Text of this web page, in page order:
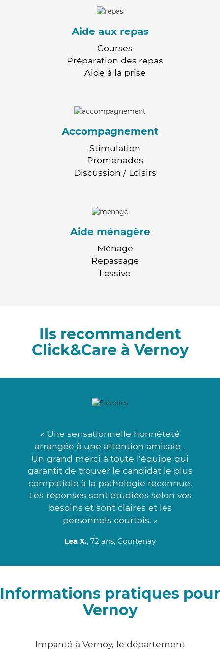
Aide aux repas
Courses
Préparation des repas
Aide à la prise
Accompagnement
Stimulation
Promenades
Discussion / Loisirs
Aide ménagère
Ménage
Repassage
Lessive
Ils recommandent
Click&Care à Vernoy
« Une sensationnelle honnêteté
arrangée à une attention amicale .
Un grand merci à toute l'équipe qui
garantit de trouver le candidat le plus
compatible à la pathologie reconnue.
Les réponses sont étudiées selon vos
besoins et sont claires et les
personnels courtois. »
Lea X., 72 ans, Courtenay
Informations pratiques pour
Vernoy
Impanté à Vernoy, le département